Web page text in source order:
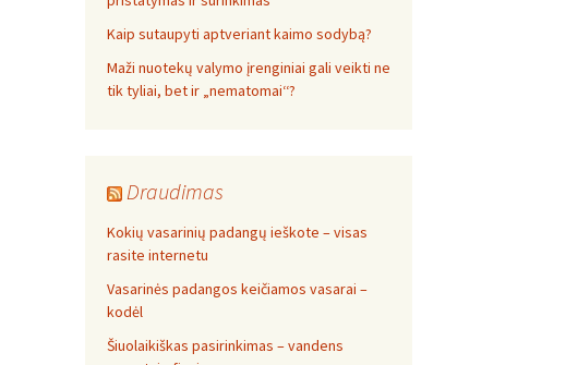
Kaip sutaupyti aptveriant kaimo sodybą?
Maži nuotekų valymo įrenginiai gali veikti ne
tik tyliai, bet ir „nematomai‘‘?
Draudimas
Kokių vasarinių padangų ieškote – visas
rasite internetu
Vasarinės padangos keičiamos vasarai –
kodėl
Šiuolaikiškas pasirinkimas – vandens